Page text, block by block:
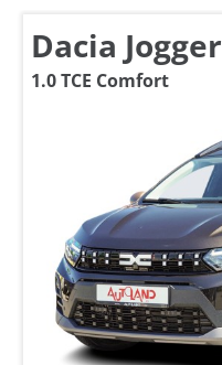
Dacia Jogger
1.0 TCE Comfort